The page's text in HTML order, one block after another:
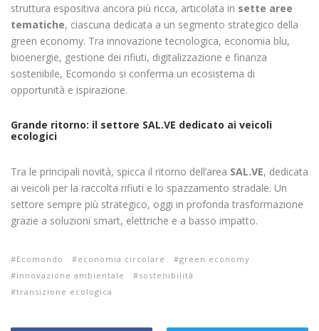
struttura espositiva ancora più ricca, articolata in sette aree
tematiche, ciascuna dedicata a un segmento strategico della
green economy. Tra innovazione tecnologica, economia blu,
bioenergie, gestione dei rifiuti, digitalizzazione e finanza
sostenibile, Ecomondo si conferma un ecosistema di
opportunità e ispirazione.
Grande ritorno: il settore SAL.VE dedicato ai veicoli
ecologici
Tra le principali novità, spicca il ritorno dell’area SAL.VE, dedicata
ai veicoli per la raccolta rifiuti e lo spazzamento stradale. Un
settore sempre più strategico, oggi in profonda trasformazione
grazie a soluzioni smart, elettriche e a basso impatto.
Ecomondo economia circolare
green economy
innovazione ambientale
sostenibilità
transizione ecologica